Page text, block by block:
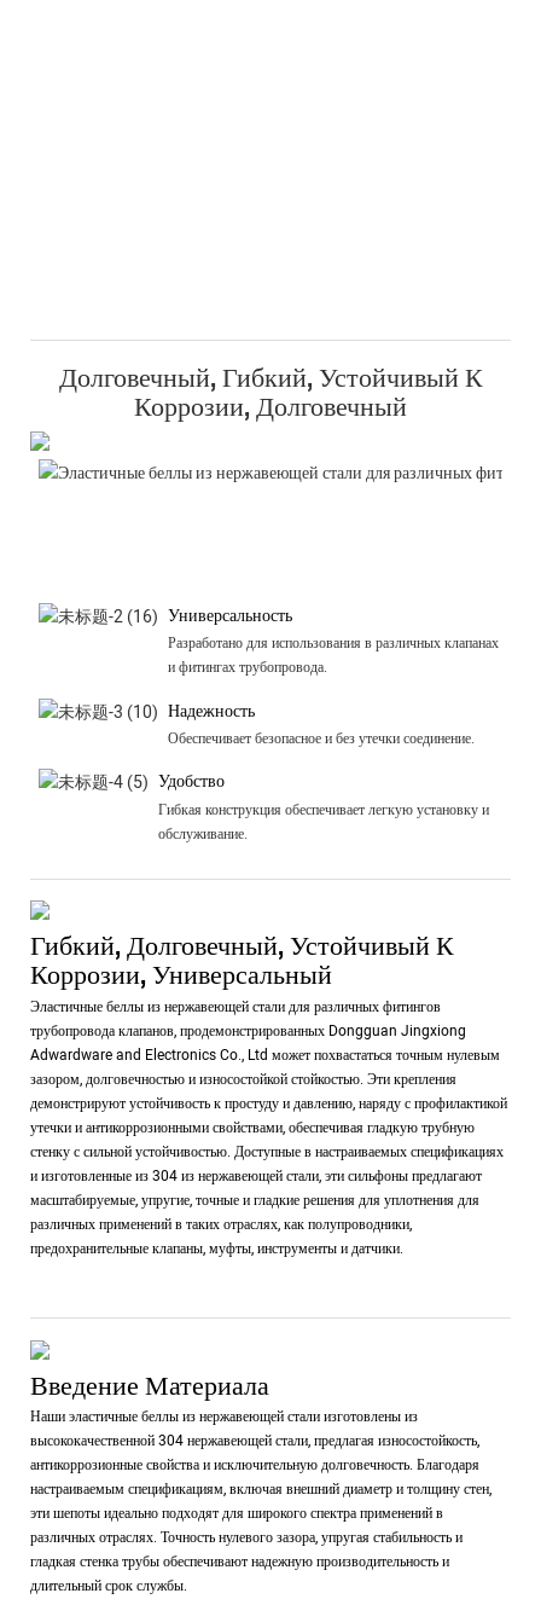
Долговечный, Гибкий, Устойчивый К
Коррозии, Долговечный
Универсальность
Разработано для использования в различных клапанах
и фитингах трубопровода.
Надежность
Обеспечивает безопасное и без утечки соединение.
Удобство
Гибкая конструкция обеспечивает легкую установку и
обслуживание.
Гибкий, Долговечный, Устойчивый К
Коррозии, Универсальный
Эластичные беллы из нержавеющей стали для различных фитингов
трубопровода клапанов, продемонстрированных Dongguan Jingxiong
Adwardware and Electronics Co., Ltd может похвастаться точным нулевым
зазором, долговечностью и износостойкой стойкостью. Эти крепления
демонстрируют устойчивость к простуду и давлению, наряду с профилактикой
утечки и антикоррозионными свойствами, обеспечивая гладкую трубную
стенку с сильной устойчивостью. Доступные в настраиваемых спецификациях
и изготовленные из 304 из нержавеющей стали, эти сильфоны предлагают
масштабируемые, упругие, точные и гладкие решения для уплотнения для
различных применений в таких отраслях, как полупроводники,
предохранительные клапаны, муфты, инструменты и датчики.
Введение Материала
Наши эластичные беллы из нержавеющей стали изготовлены из
высококачественной 304 нержавеющей стали, предлагая износостойкость,
антикоррозионные свойства и исключительную долговечность. Благодаря
настраиваемым спецификациям, включая внешний диаметр и толщину стен,
эти шепоты идеально подходят для широкого спектра применений в
различных отраслях. Точность нулевого зазора, упругая стабильность и
гладкая стенка трубы обеспечивают надежную производительность и
длительный срок службы.